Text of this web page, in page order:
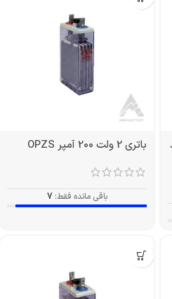
باتری 2 ولت 200 آمپر OPZS
باقی مانده فقط: 7